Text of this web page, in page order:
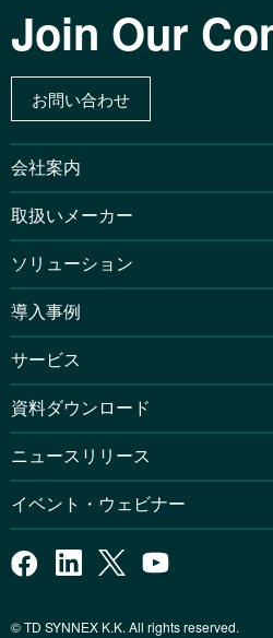
Join Our
お問い合わせ
会社案内
取扱いメーカー
ソリューション
導入事例
サービス
資料ダウンロード
ニュースリリース
イベント・ウェビナー
© TD SYNNEX K.K. All rights reserved.